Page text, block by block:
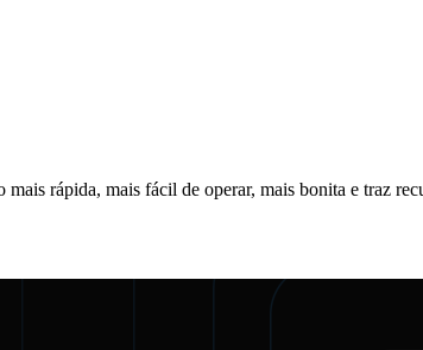
rápida, mais fácil de operar, mais bonita e traz